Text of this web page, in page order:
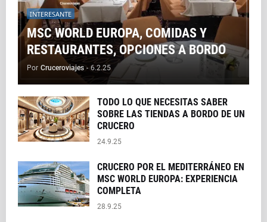
INTERESANTE
MSC WORLD EUROPA, COMIDAS Y
RESTAURANTES, OPCIONES A BORDO
Por Cruceroviajes - 6.2.25
TODO LO QUE NECESITAS SABER
SOBRE LAS TIENDAS A BORDO DE UN
CRUCERO
24.9.25
CRUCERO POR EL MEDITERRÁNEO EN
MSC WORLD EUROPA: EXPERIENCIA
COMPLETA
28.9.25